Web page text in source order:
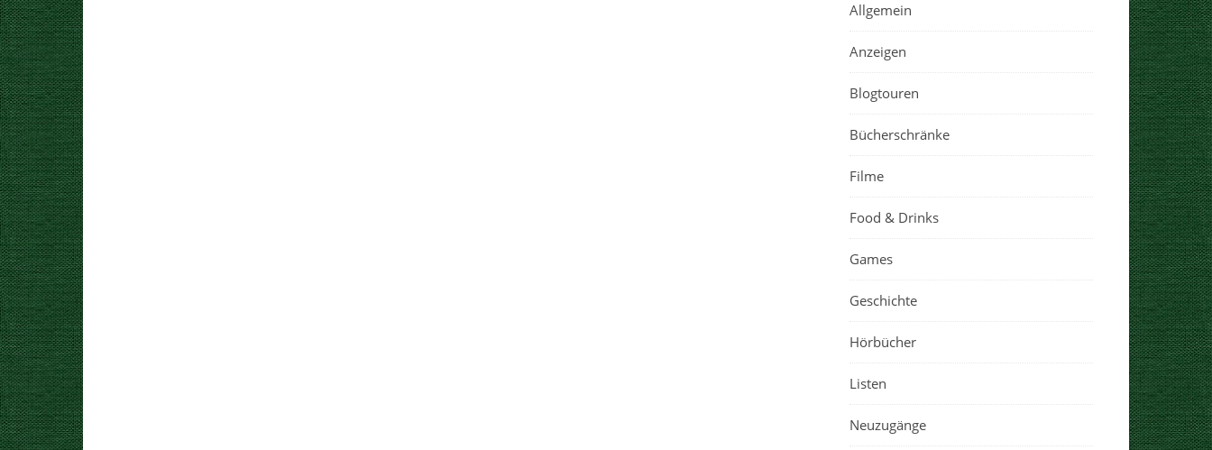
Allgemein
Anzeigen
Blogtouren
Bücherschränke
Filme
Food & Drinks
Games
Geschichte
Hörbücher
Listen
Neuzugänge